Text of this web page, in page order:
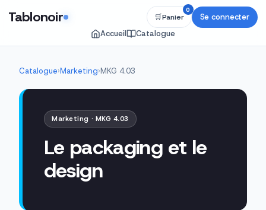
Tablonoir
Accueil Catalogue
🛒Panier
0
Se connecter
Catalogue›Marketing›MKG 4.03
Marketing · MKG 4.03
Le packaging et le
design